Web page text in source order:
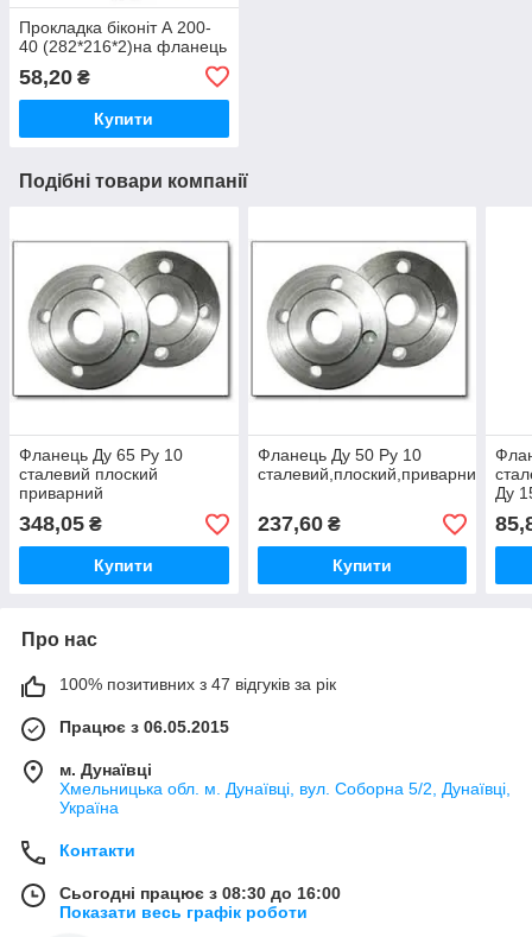
Прокладка біконіт А 200-
40 (282*216*2)на фланець
58,20 ₴
Купити
Подібні товари компанії
Фланець Ду 65 Ру 10
сталевий плоский
приварний
348,05 ₴
Купити
Фланець Ду 50 Ру 10
сталевий,плоский,приварний
237,60₴
Купити
Ду
Про нас
100% позитивних з 47 відгуків за рік
Працює з 06.05.2015
м. Дунаївці
Хмельницька обл. м. Дунаївці, вул. Соборна 5/2, Дунаївці,
Україна
Контакти
Сьогодні працює з 08:30 до 16:00
Показати весь графік роботи